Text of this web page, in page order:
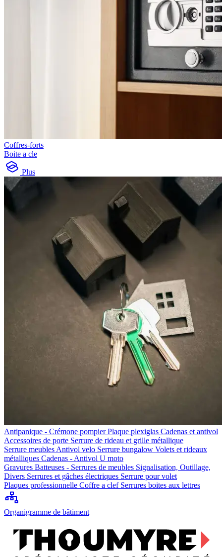
Coffres-forts
Boite a cle
Plus
Antipanique - Crémone pompierPlaque plexiglas Cadenas et antivol
Accessoires de porte Serrure de rideau et grille métallique
Serrure meubles Antivol velo Serrure bungalow Volets et rideaux
métalliques Cadenas - Antivol U moto
Gravures Batteuses - Serrures de meubles Signalisation, Outillage,
Divers Serrures et gâches électriques Serrure pour volet
Plaques professionnelle Coffre a clef Serrures boites aux lettres
Organigramme de bâtiment